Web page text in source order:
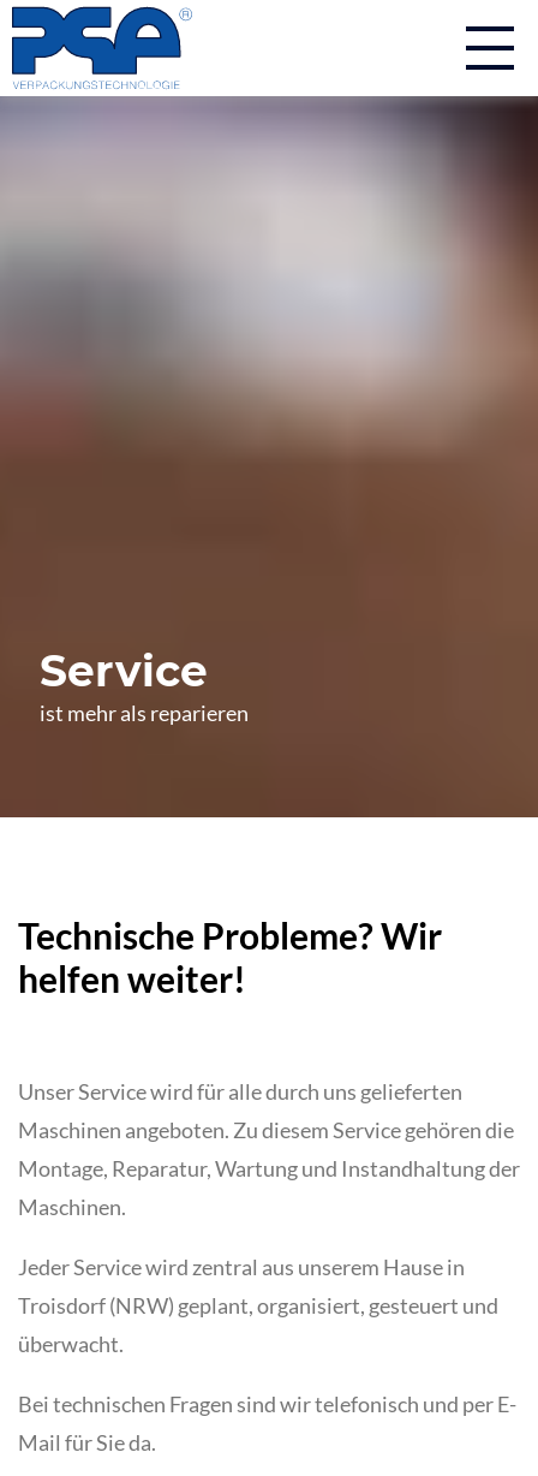
Service
ist mehr als reparieren
Technische Probleme? Wir
helfen weiter!
Unser Service wird für alle durch uns gelieferten
Maschinen angeboten. Zu diesem Service gehören die
Montage, Reparatur, Wartung und Instandhaltung der
Maschinen.
Jeder Service wird zentral aus unserem Hause in
Troisdorf (NRW) geplant, organisiert, gesteuert und
überwacht.
Bei technischen Fragen sind wir telefonisch und per E-
Mail für Sie da.